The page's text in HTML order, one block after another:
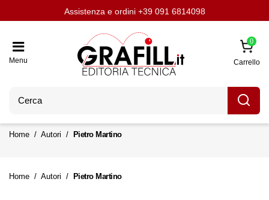
Chi siamoScrivi per noi
Assistenza e ordini +39 091 6814098
Aggiornati con LavoriPubblici.it
Menu
0
Carrello
Home Autori Pietro Martino
Home Autori Pietro Martino